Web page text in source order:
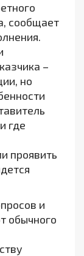
сообщает
–
но
где
проявить
и
обычного